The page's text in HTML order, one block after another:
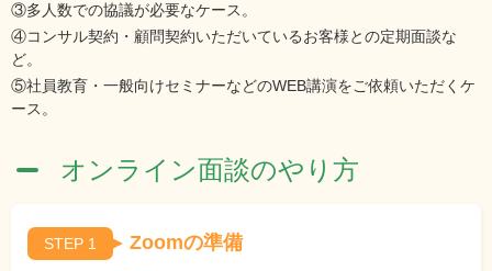
③多人数での協議が必要なケース。
④コンサル契約・顧問契約いただいているお客様との定期面談な
ど。
⑤社員教育・一般向けセミナーなどのWEB講演をご依頼いただくケ
ース。
オンライン面談のやり方
STEP 1 Zoomの準備